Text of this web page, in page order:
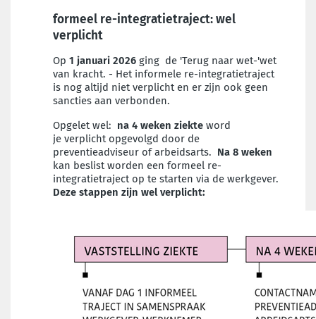
formeel re-integratietraject: wel
verplicht
Op 1 januari 2026 ging de 'Terug naar wet-'wet
van kracht. - Het informele re-integratietraject
is nog altijd niet verplicht en er zijn ook geen
sancties aan verbonden.
Opgelet wel: na 4 weken ziekte word
je verplicht opgevolgd door de
preventieadviseur of arbeidsarts. Na 8 weken
kan beslist worden een formeel re-
integratietraject op te starten via de werkgever.
Deze stappen zijn wel verplicht: